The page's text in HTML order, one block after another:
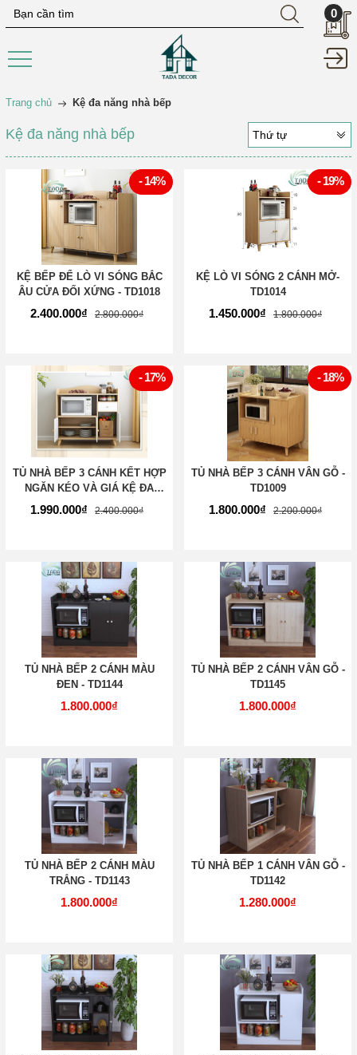
0
Trang chủ Kệ đa năng nhà bếp
Kệ đa năng nhà bếp Thứ tự
- 14%
KỆ BẾP ĐỂ LÒ VI SÓNG BẮC
ÂU CỬA ĐỐI XỨNG - TD1018
2.400.000₫ 2.800.000₫
- 19%
KỆ LÒ VI SÓNG 2 CÁNH MỞ-
TD1014
1.450.000₫ 1.800.000₫
- 17%
TỦ NHÀ BẾP 3 CÁNH KẾT HỢP
NGĂN KÉO VÀ GIÁ KỆ ĐA
NĂNG - TD1010
1.990.000₫ 2.400.000₫
- 18%
TỦ NHÀ BẾP 3 CÁNH VÂN GỖ -
TD1009
1.800.000₫ 2.200.000₫
TỦ NHÀ BẾP 2 CÁNH MÀU
ĐEN - TD1144
1.800.000₫
TỦ NHÀ BẾP 2 CÁNH VÂN GỖ -
TD1145
1.800.000₫
TỦ NHÀ BẾP 2 CÁNH MÀU
TRẮNG - TD1143
1.800.000₫
TỦ NHÀ BẾP 1 CÁNH VÂN GỖ -
TD1142
1.280.000₫